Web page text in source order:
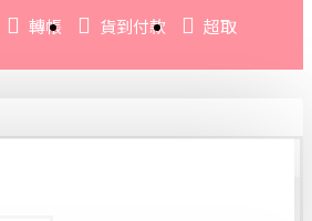
轉帳 貨到付款 超取